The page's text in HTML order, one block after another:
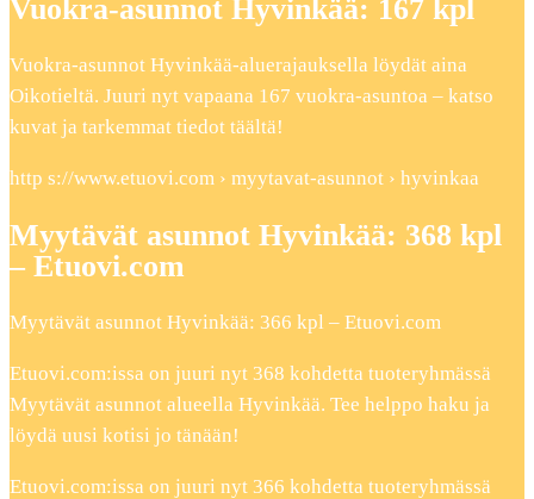
Vuokra-asunnot Hyvinkää: 167 kpl
Vuokra-asunnot Hyvinkää-aluerajauksella löydät aina
Oikotieltä. Juuri nyt vapaana 167 vuokra-asuntoa – katso
kuvat ja tarkemmat tiedot täältä!
http s://www.etuovi.com › myytavat-asunnot › hyvinkaa
Myytävät asunnot Hyvinkää: 368 kpl
– Etuovi.com
Myytävät asunnot Hyvinkää: 366 kpl – Etuovi.com
Etuovi.com:issa on juuri nyt 368 kohdetta tuoteryhmässä
Myytävät asunnot alueella Hyvinkää. Tee helppo haku ja
löydä uusi kotisi jo tänään!
Etuovi.com:issa on juuri nyt 366 kohdetta tuoteryhmässä